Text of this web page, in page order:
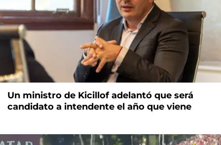
Un ministro de Kicillof adelantó que será
candidato a intendente el año que viene